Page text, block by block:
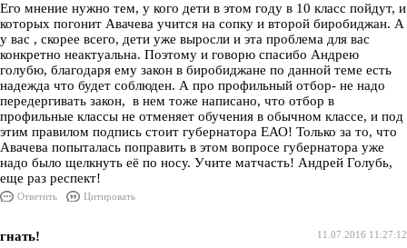
Его мнение нужно тем, у кого дети в этом году в 10 класс пойдут, и
которых погонит Авачева учится на сопку и второй биробиджан. А
у вас , скорее всего, дети уже выросли и эта проблема для вас
конкретно неактуальна. Поэтому и говорю спасибо Андрею
голубю, благодаря ему закон в биробиджане по данной теме есть
надежда что будет соблюден. А про профильный отбор- не надо
передергивать закон, в нем тоже написано, что отбор в
профильные классы не отменяет обучения в обычном классе, и под
этим правилом подпись стоит губернатора ЕАО! Только за то, что
Авачева попыталась поправить в этом вопросе губернатора уже
надо было щелкнуть её по носу. Учите матчасть! Андрей Голубь,
еще раз респект!
Ответить Цитировать
11.07.2016 11:27:12
гнать!